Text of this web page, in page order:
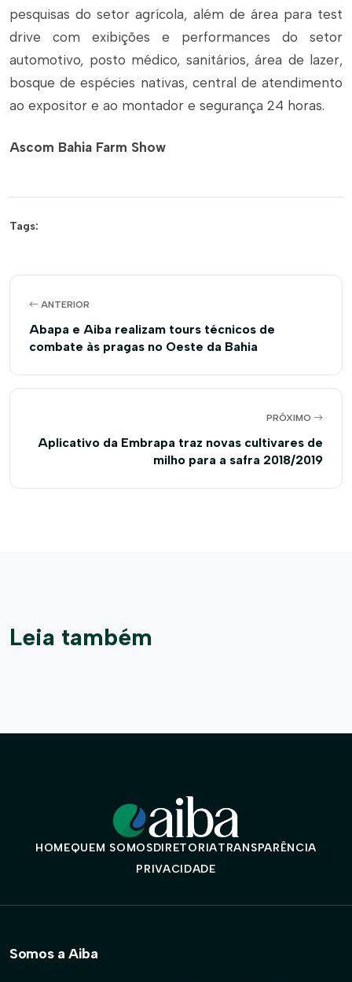
pesquisas do setor agrícola, além de área para test
drive com exibições e performances do setor
automotivo, posto médico, sanitários, área de lazer,
bosque de espécies nativas, central de atendimento
ao expositor e ao montador e segurança 24 horas.
Ascom Bahia Farm Show
Tags:
ANTERIOR
Abapa e Aiba realizam tours técnicos de
combate às pragas no Oeste da Bahia
PRÓXIMO
Aplicativo da Embrapa traz novas cultivares de
milho para a safra 2018/2019
Leia também
HOMEQUEM SOMOSDIRETORIATRANSPARÊNCIA
PRIVACIDADE
Somos a Aiba